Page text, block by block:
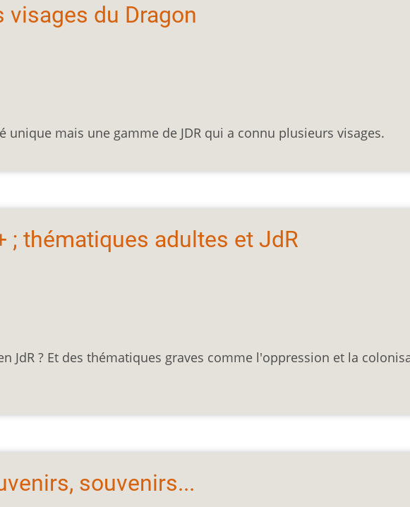
visages du Dragon
unique mais une gamme de JDR qui a connu plusieurs visages.
; thématiques adultes et JdR
JdR ? Et des thématiques graves comme l'oppression et la
souvenirs...